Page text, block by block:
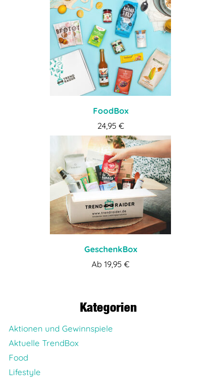
FoodBox
24,95 €
GeschenkBox
Ab 19,95 €
Kategorien
Aktionen und Gewinnspiele
Aktuelle TrendBox
Food
Lifestyle